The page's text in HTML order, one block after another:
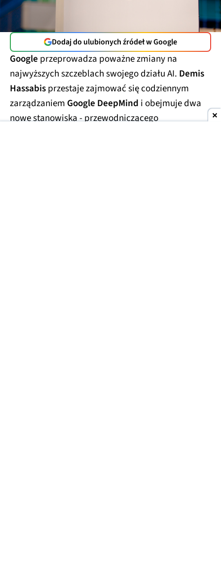
Dodaj do ulubionych źródeł w Google
Google przeprowadza poważne zmiany na
najwyższych szczeblach swojego działu AI. Demis
Hassabisprzestaje zajmować się codziennym
zarządzaniem Google DeepMind i obejmuje dwa
nowe stanowiska - przewodniczącego